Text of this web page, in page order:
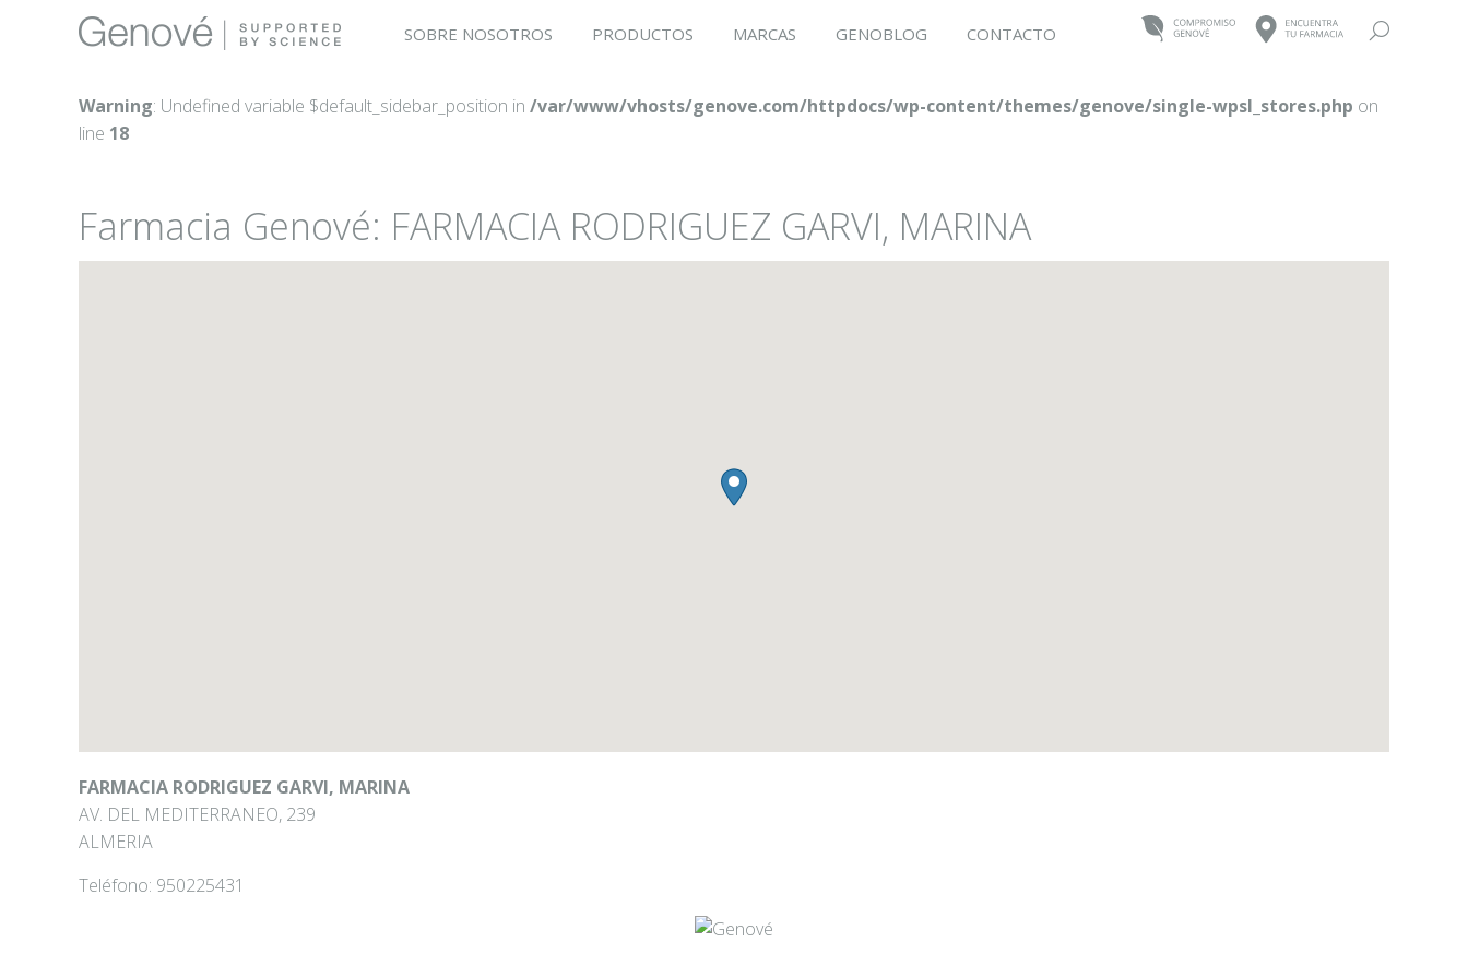
SOBRE NOSOTROS PRODUCTOS MARCAS GENOBLOG CONTACTO Buscar:
Warning: Undefined variable $default_sidebar_position in /var/www/vhosts/genove.com/httpdocs/wp-content/themes/genove/single-wpsl_stores.php on
line 18
Farmacia Genové: FARMACIA RODRIGUEZ GARVI, MARINA
FARMACIA RODRIGUEZ GARVI, MARINA
AV. DEL MEDITERRANEO, 239
ALMERIA
Teléfono: 950225431